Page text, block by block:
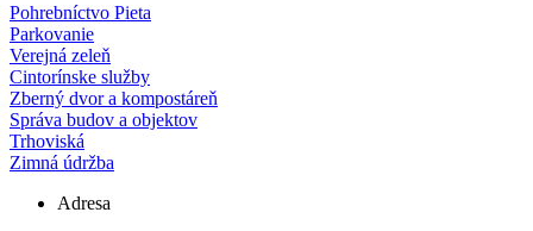
Pohrebníctvo Pieta
Parkovanie
Verejná zeleň
Cintorínske služby
Zberný dvor a kompostáreň
Správa budov a objektov
Trhoviská
Zimná údržba
Adresa